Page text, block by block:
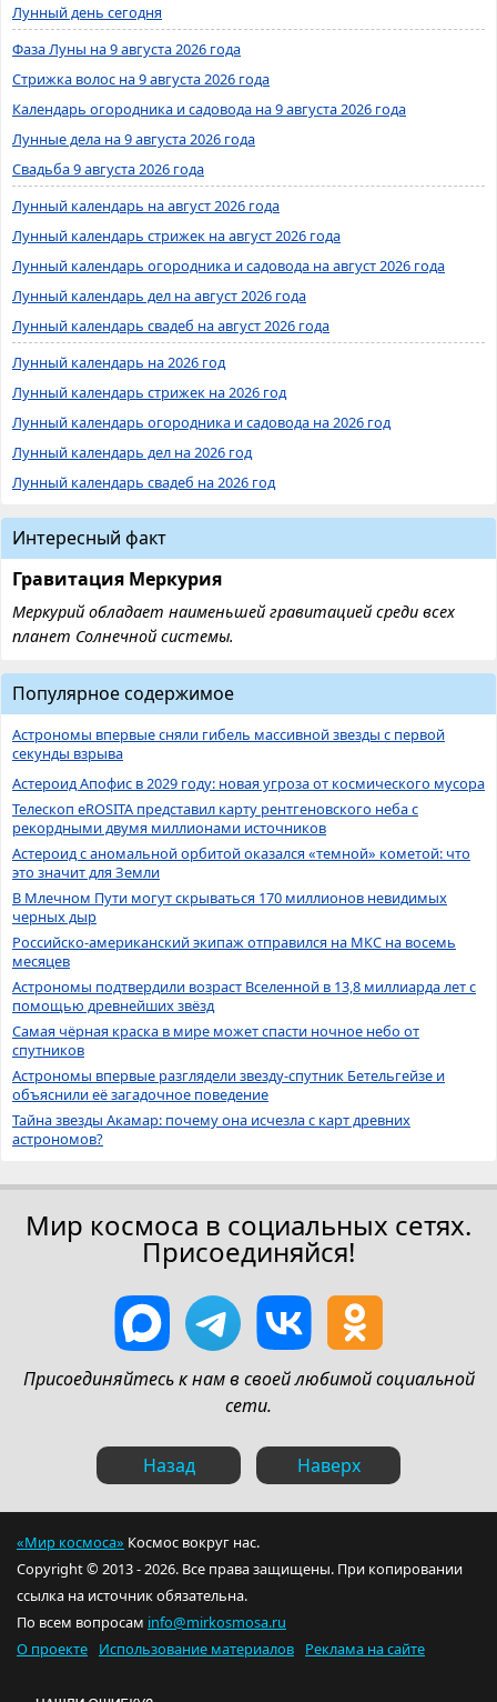
Лунный день сегодня
Фаза Луны на 9 августа 2026 года
Стрижка волос на 9 августа 2026 года
Календарь огородника и садовода на 9 августа 2026 года
Лунные дела на 9 августа 2026 года
Свадьба 9 августа 2026 года
Лунный календарь на август 2026 года
Лунный календарь стрижек на август 2026 года
Лунный календарь огородника и садовода на август 2026 года
Лунный календарь дел на август 2026 года
Лунный календарь свадеб на август 2026 года
Лунный календарь на 2026 год
Лунный календарь стрижек на 2026 год
Лунный календарь огородника и садовода на 2026 год
Лунный календарь дел на 2026 год
Лунный календарь свадеб на 2026 год
Интересный факт
Гравитация Меркурия
Меркурий обладает наименьшей гравитацией среди всех
планет Солнечной системы.
Популярное содержимое
Астрономы впервые сняли гибель массивной звезды с первой
секунды взрыва
Астероид Апофис в 2029 году: новая угроза от космического мусора
Телескоп eROSITA представил карту рентгеновского неба с
рекордными двумя миллионами источников
Астероид с аномальной орбитой оказался «темной» кометой: что
это значит для Земли
В Млечном Пути могут скрываться 170 миллионов невидимых
черных дыр
Российско-американский экипаж отправился на МКС на восемь
месяцев
Астрономы подтвердили возраст Вселенной в 13,8 миллиарда лет с
помощью древнейших звёзд
Самая чёрная краска в мире может спасти ночное небо от
спутников
Астрономы впервые разглядели звезду-спутник Бетельгейзе и
объяснили её загадочное поведение
Тайна звезды Акамар: почему она исчезла с карт древних
астрономов?
Мир космоса в социальных сетях.
Присоединяйся!
Присоединяйтесь к нам в своей любимой социальной
сети.
Назад Наверх
«Мир космоса» Космос вокруг нас.
Copyright © 2013 - 2026. Все права защищены. При копировании
ссылка на источник обязательна.
По всем вопросам info@mirkosmosa.ru
О проекте
Использование материалов Реклама на сайте